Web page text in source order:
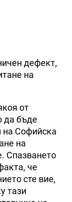
дефект,
на
от
да бъде
на Софийска
на
Спазването
че
сте вие,
тази